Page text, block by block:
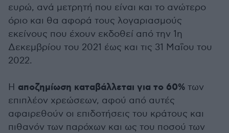
ευρώ, ανά μετρητή που είναι και το ανώτερο
όριο και θα αφορά τους λογαριασμούς
εκείνους που έχουν εκδοθεί από την 1η
Δεκεμβρίου του 2021 έως και τις 31 Μαΐου του
2022.
Η αποζημίωση καταβάλλεται για το 60% των
επιπλέον χρεώσεων, αφού από αυτές
αφαιρεθούν οι επιδοτήσεις του κράτους και
πιθανόν των παρόχων και ως του ποσού των